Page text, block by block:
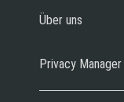
Über uns
Privacy Manager